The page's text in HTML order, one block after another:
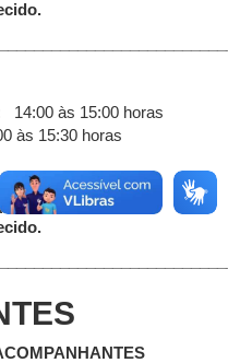
14:00 às 15:00 horas
às 15:30 horas
14 anos.
por leito, de